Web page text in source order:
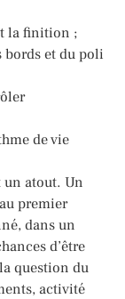
la finition ;
bords et du poli
de vie
un atout. Un
premier
dans un
d’être
question du
activité